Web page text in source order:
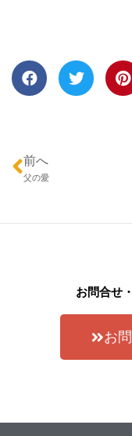
前へ
父の愛
お問合せ
お